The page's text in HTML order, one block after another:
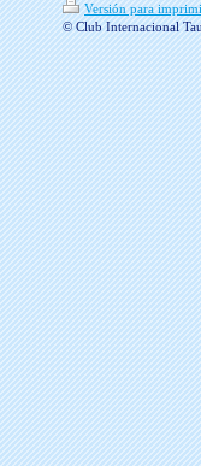
Versión para
© Club Internacional